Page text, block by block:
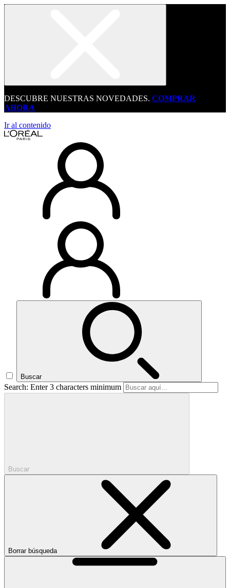
DESCUBRE NUESTRAS NOVEDADES. COMPRAR
AHORA
Ir al contenido
Buscar
Search: Enter 3 characters minimum
Buscar
Borrar búsqueda